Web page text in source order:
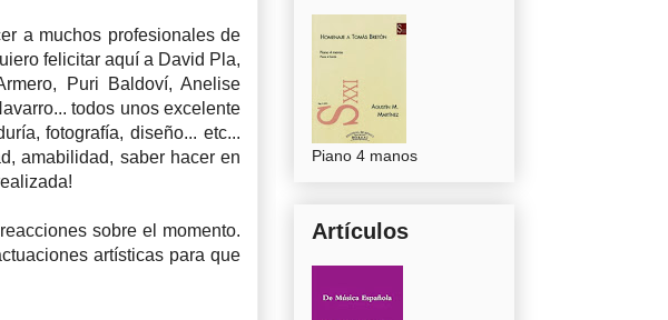
a muchos profesionales de
felicitar aquí a David Pla,
Puri Baldoví, Anelise
todos unos excelente
fotografía, diseño... etc...
amabilidad, saber hacer en
sobre el momento.
artísticas para que
Piano 4 manos
Artículos